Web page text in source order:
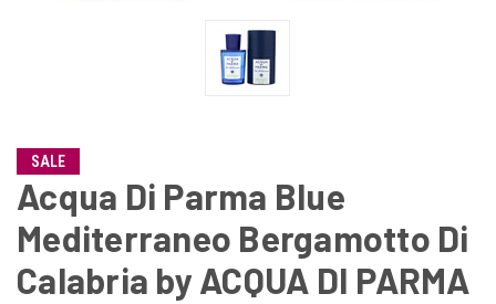
SALE
Acqua Di Parma Blue
Mediterraneo Bergamotto Di
Calabria by ACQUA DI PARMA